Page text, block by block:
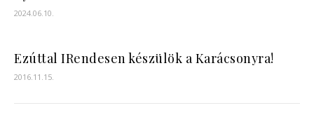
2024.06.10.
Ezúttal IRendesen készülök a Karácsonyra!
2016.11.15.